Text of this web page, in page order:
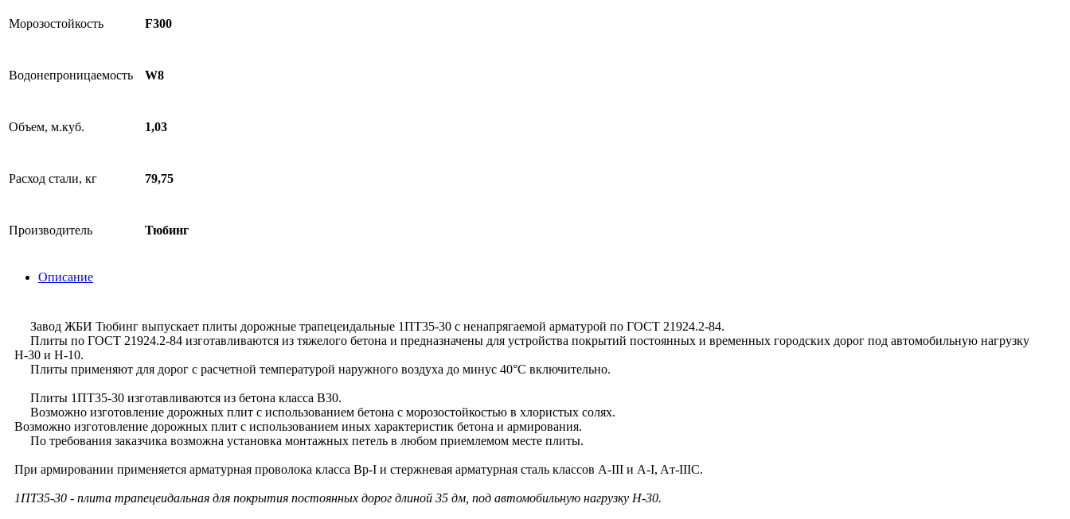
Морозостойкость F300
Водонепроницаемость W8
Объем, м.куб. 1,03
Расход стали, кг 79,75
Производитель Тюбинг
Описание
Завод ЖБИ Тюбинг выпускает плиты дорожные трапецеидальные 1ПТ35-30 c ненапрягаемой арматурой по ГОСТ 21924.2-84.
Плиты по ГОСТ 21924.2-84 изготавливаются из тяжелого бетона и предназначены для устройства покрытий постоянных и временных городских дорог под автомобильную нагрузку
Н-30 и Н-10.
Плиты применяют для дорог с расчетной температурой наружного воздуха до минус 40°С включительно.
Плиты 1ПТ35-30 изготавливаются из бетона класса В30.
Возможно изготовление дорожных плит с использованием бетона с морозостойкостью в хлористых солях.
Возможно изготовление дорожных плит с использованием иных характеристик бетона и армирования.
По требования заказчика возможна установка монтажных петель в любом приемлемом месте плиты.
При армировании применяется арматурная проволока класса Вр-I и стержневая арматурная сталь классов А-III и А-I, Aт-IIIC.
1ПТ35-30 - плита трапецеидальная для покрытия постоянных дорог длиной 35 дм, под автомобильную нагрузку Н-30.